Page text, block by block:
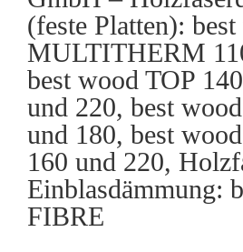
(feste Platten):
MULTITHERM
best wood TOP
und 220, best
und 180, best
160 und 220,
Einblasdämmung:
FIBRE